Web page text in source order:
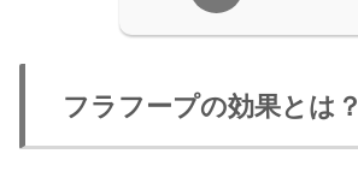
フラフープの効果とは？